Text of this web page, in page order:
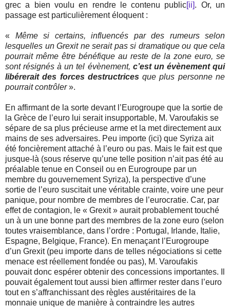
grec a bien voulu en rendre le contenu public[ii]. Or, un
passage est particulièrement éloquent :
« Même si certains, influencés par des rumeurs selon
lesquelles un Grexit ne serait pas si dramatique ou que cela
pourrait même être bénéfique au reste de la zone euro, se
sont résignés à un tel évènement, c’est un évènement qui
libérerait des forces destructricesque plus personne ne
pourrait contrôler».
En affirmant de la sorte devant l’Eurogroupe que la sortie de
la Grèce de l’euro lui serait insupportable, M. Varoufakis se
sépare de sa plus précieuse arme et la met directement aux
mains de ses adversaires. Peu importe (ici) que Syriza ait
été foncièrement attaché à l’euro ou pas. Mais le fait est que
jusque-là (sous réserve qu’une telle position n’ait pas été au
préalable tenue en Conseil ou en Eurogroupe par un
membre du gouvernement Syriza), la perspective d’une
sortie de l’euro suscitait une véritable crainte, voire une peur
panique, pour nombre de membres de l’eurocratie. Car, par
effet de contagion, le « Grexit » aurait probablement touché
un à un une bonne part des membres de la zone euro (selon
toutes vraisemblance, dans l’ordre : Portugal, Irlande, Italie,
Espagne, Belgique, France). En menaçant l’Eurogroupe
d’un Grexit (peu importe dans de telles négociations si cette
menace est réellement fondée ou pas), M. Varoufakis
pouvait donc espérer obtenir des concessions importantes. Il
pouvait également tout aussi bien affirmer rester dans l’euro
tout en s’affranchissant des règles austéritaires de la
monnaie unique de manière à contraindre les autres